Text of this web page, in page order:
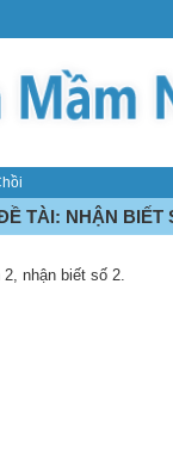
TÀI: NHẬN
nhận biết số 2.